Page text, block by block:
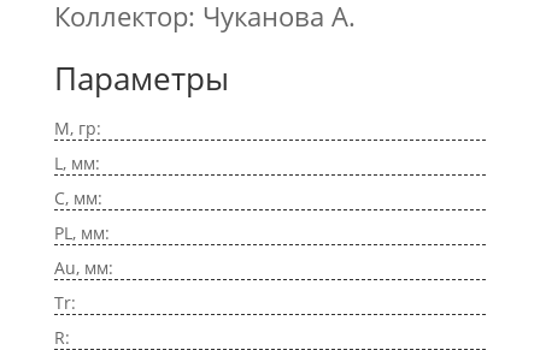
Коллектор: Чуканова А.
Параметры
M, гр:
L, мм:
C, мм:
PL, мм:
Au, мм:
Tr:
R: